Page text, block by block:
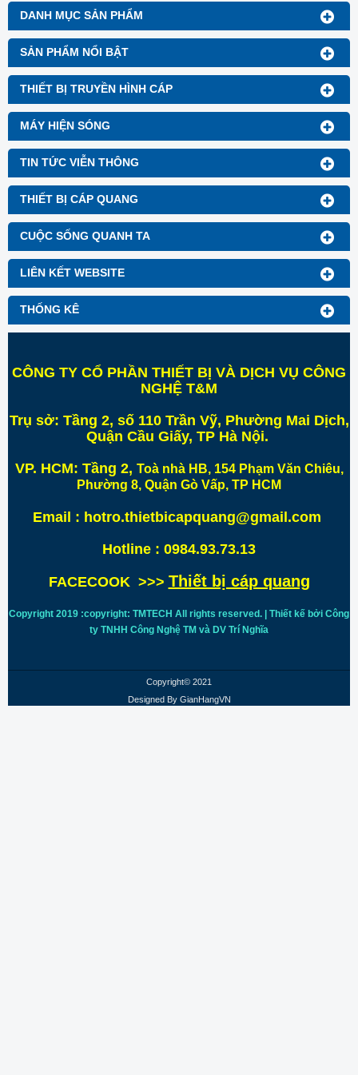
DANH MỤC SẢN PHẨM
SẢN PHẨM NỔI BẬT
THIẾT BỊ TRUYỀN HÌNH CÁP
MÁY HIỆN SÓNG
TIN TỨC VIỄN THÔNG
THIẾT BỊ CÁP QUANG
CUỘC SỐNG QUANH TA
LIÊN KẾT WEBSITE
THỐNG KÊ
CÔNG TY CỔ PHẦN THIẾT BỊ VÀ DỊCH VỤ CÔNG
NGHỆ T&M
Trụ sở: Tầng 2, số 110 Trần Vỹ, Phường Mai Dịch,
Quận Cầu Giấy, TP Hà Nội.
VP. HCM: Tầng 2, Toà nhà HB, 154 Phạm Văn Chiêu,
Phường 8, Quận Gò Vấp, TP HCM
Email : hotro.thietbicapquang@gmail.com
Hotline : 0984.93.73.13
FACECOOK >>> Thiết bị cáp quang
Copyright 2019 :copyright: TMTECH All rights reserved. | Thiết kế bởi Công
ty TNHH Công Nghệ TM và DV Trí Nghĩa
Copyright© 2021
Designed By GianHangVN